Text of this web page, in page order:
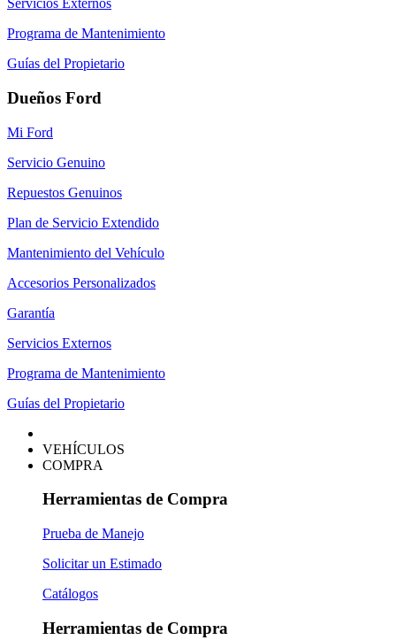
Servicios Externos
Programa de Mantenimiento
Guías del Propietario
Dueños Ford
Mi Ford
Servicio Genuino
Repuestos Genuinos
Plan de Servicio Extendido
Mantenimiento del Vehículo
Accesorios Personalizados
Garantía
Servicios Externos
Programa de Mantenimiento
Guías del Propietario
VEHÍCULOS
COMPRA
Herramientas de Compra
Prueba de Manejo
Solicitar un Estimado
Catálogos
Herramientas de Compra